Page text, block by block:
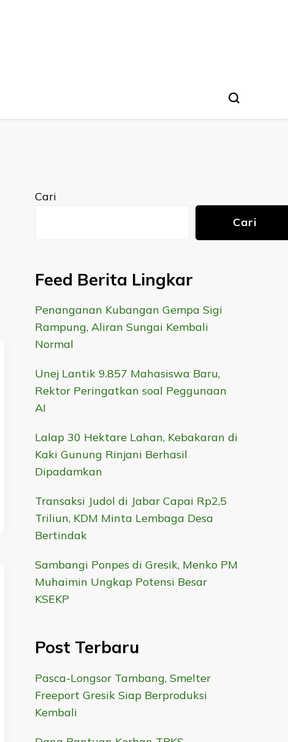
Cari
Cari
Feed Berita Lingkar
Penanganan Kubangan Gempa Sigi
Rampung, Aliran Sungai Kembali
Normal
Unej Lantik 9.857 Mahasiswa Baru,
Rektor Peringatkan soal Peggunaan
AI
Lalap 30 Hektare Lahan, Kebakaran di
Kaki Gunung Rinjani Berhasil
Dipadamkan
Transaksi Judol di Jabar Capai Rp2,5
Triliun, KDM Minta Lembaga Desa
Bertindak
Sambangi Ponpes di Gresik, Menko PM
Muhaimin Ungkap Potensi Besar
KSEKP
Post Terbaru
Pasca-Longsor Tambang, Smelter
Freeport Gresik Siap Berproduksi
Kembali